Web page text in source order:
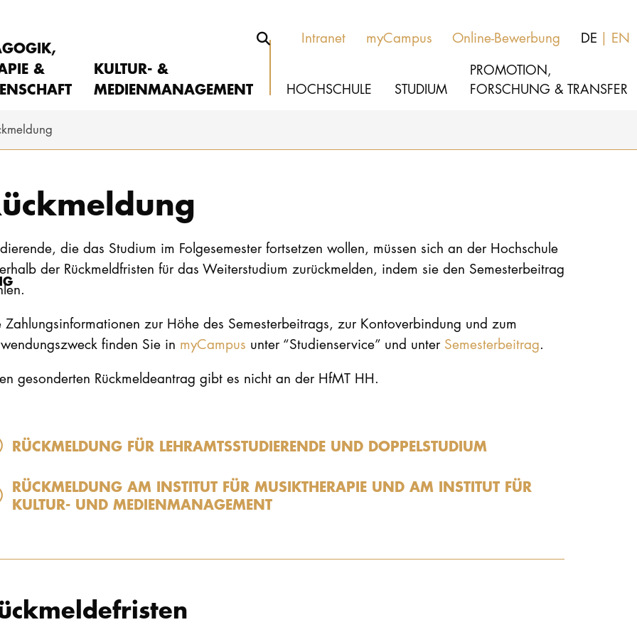
Intranet myCampus Online-Bewerbung DE EN
&
KULTUR- &
MEDIENMANAGEMENT
HOCHSCHULE STUDIUM
PROMOTION,
FORSCHUNG & TRANSFER
die das Studium im Folgesemester fortsetzen wollen, müssen sich an der Hochschule
der Rückmeldfristen für das Weiterstudium zurückmelden, indem sie den Semesterbeitrag
Zahlungsinformationen zur Höhe des Semesterbeitrags, zur Kontoverbindung und zum
finden Sie in myCampus unter “Studienservice” und unter Semesterbeitrag.
gesonderten Rückmeldeantrag gibt es nicht an der HfMT HH.
RÜCKMELDUNG FÜR LEHRAMTSSTUDIERENDE UND DOPPELSTUDIUM
RÜCKMELDUNG AM INSTITUT FÜR MUSIKTHERAPIE UND AM INSTITUT FÜR
KULTUR- UND MEDIENMANAGEMENT
PÄDAGOGIK, THERAPIE &
KULTUR- & MEDIENMANAGEMENT
HOCHSCHULE
STUDIUM
Service